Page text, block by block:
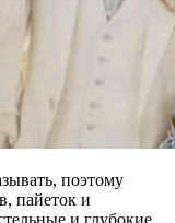
поэтому
пайеток и
и глубокие